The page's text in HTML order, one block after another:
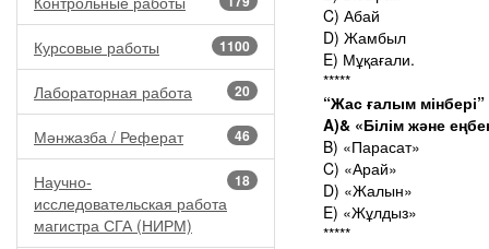
1100
Курсовые работы
20
Лабораторная работа
46
Мәнжазба / Реферат
18
Научно-
исследовательская работа
магистра СГА (НИРМ)
C) Абай
D) Жамбыл
E) Мұқағали.
*****
“Жас ғалым
A)& «Білім және
B) «Парасат»
C) «Арай»
D) «Жалын»
E) «Жұлдыз»
*****